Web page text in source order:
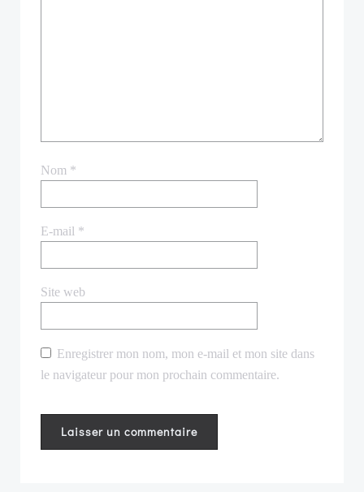
Nom *
E-mail *
Site web
Enregistrer mon nom, mon e-mail et mon site dans
le navigateur pour mon prochain commentaire.